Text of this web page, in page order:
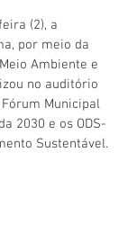
(2), a
por meio da
Ambiente e
no auditório
Fórum Municipal
2030 e os ODS-
Sustentável.